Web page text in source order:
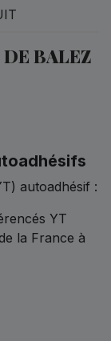
BALEZ
autoadhésif :
YT
la France à